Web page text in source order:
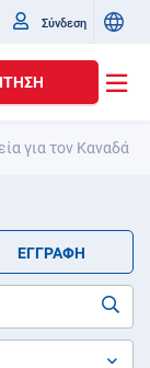
Σύνδεση
για τον Καναδά
ΕΓΓΡΑΦΉ